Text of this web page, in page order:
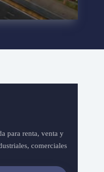
para renta, venta y
comerciales